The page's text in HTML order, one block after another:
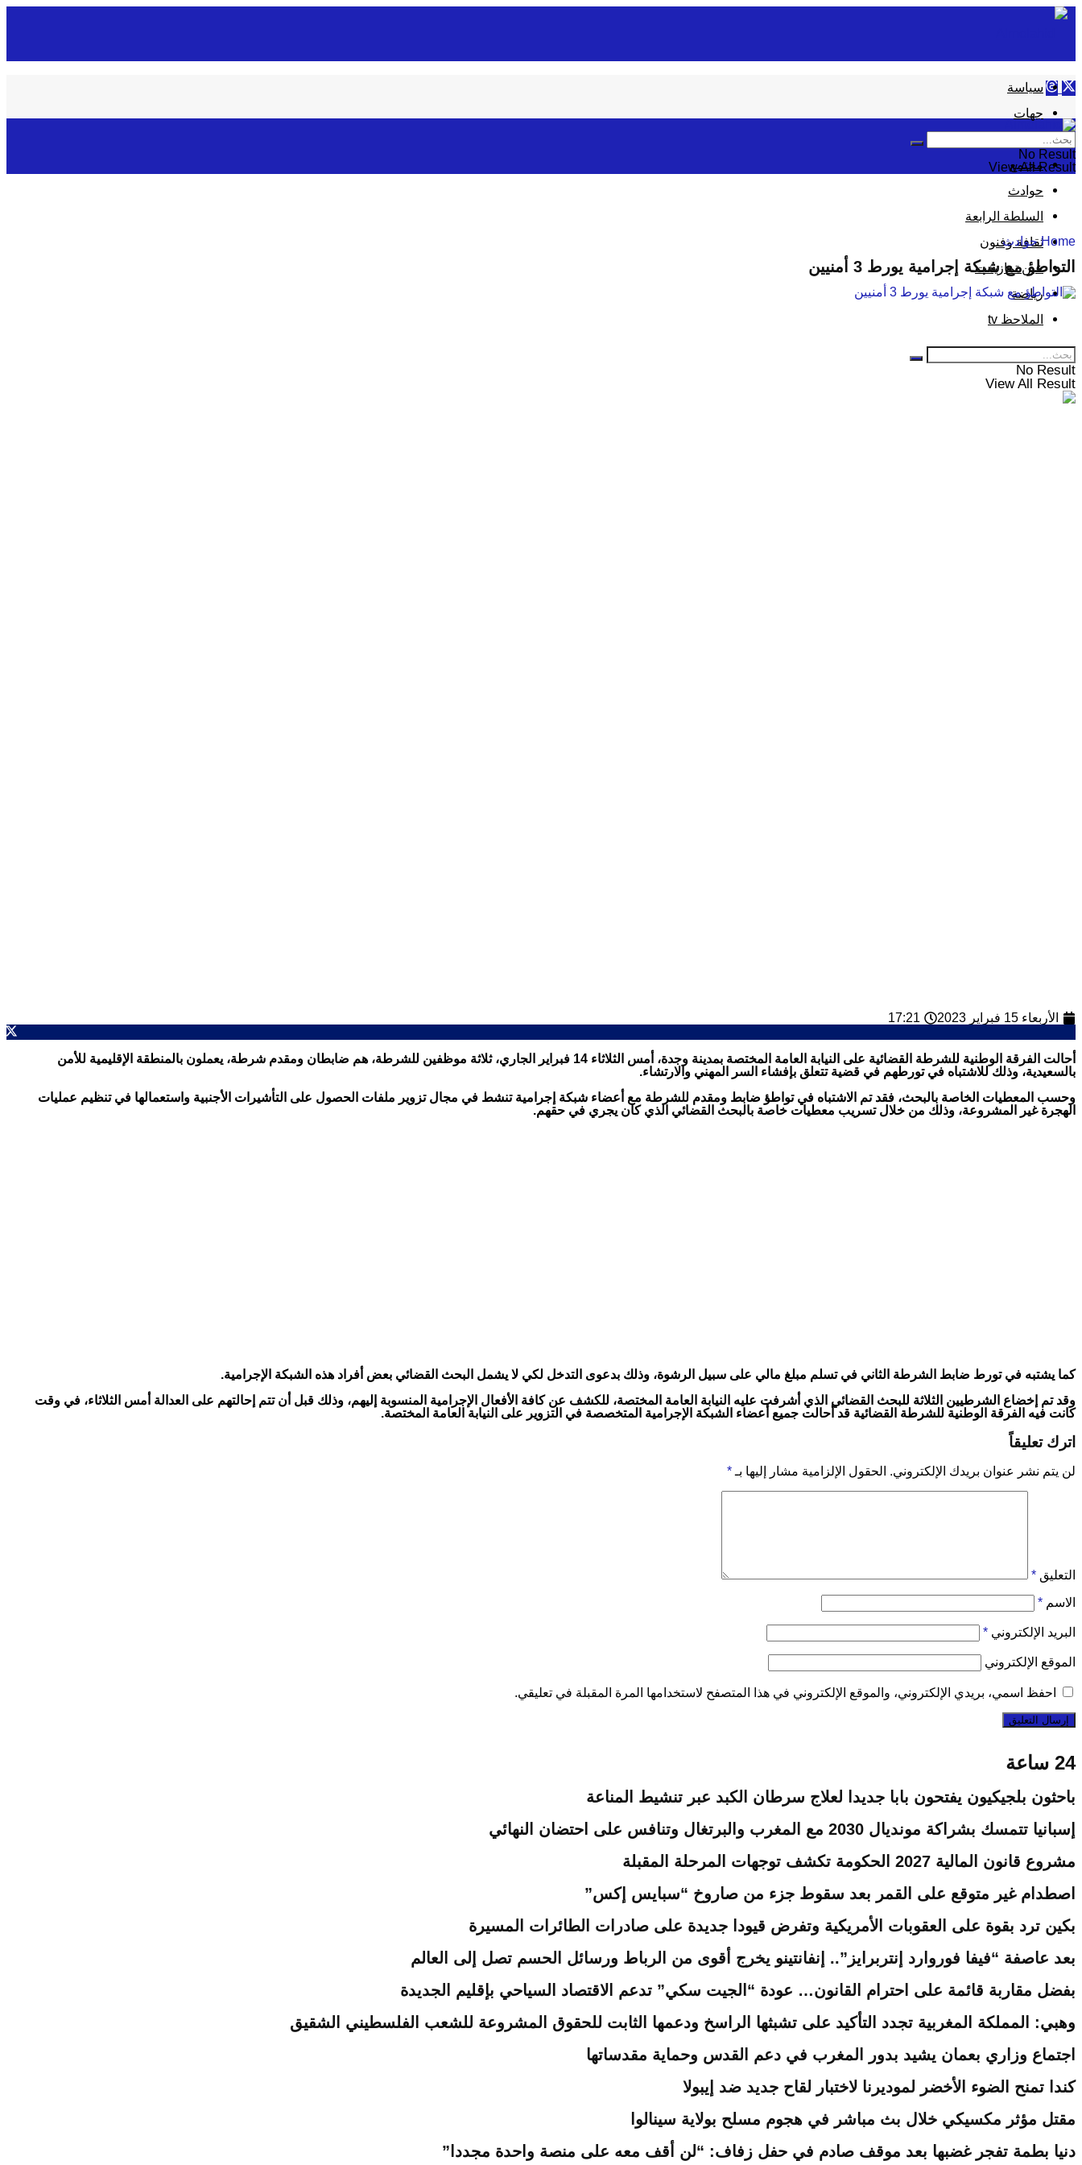
سياسة
جهات
مجتمع
حوادث
السلطة الرابعة
ثقافة وفنون
عين تمازيغت
رياضة
الملاحظ tv
No Result
View All Result
No Result
View All Result
Home حوادث
التواطؤ مع شبكة إجرامية يورط 3 أمنيين
الأربعاء 15 فبراير 2023 17:21
أحالت الفرقة الوطنية للشرطة القضائية على النيابة العامة المختصة بمدينة وجدة، أمس الثلاثاء 14 فبراير الجاري، ثلاثة موظفين للشرطة، هم ضابطان ومقدم شرطة، يعملون بالمنطقة الإقليمية للأمن
بالسعيدية، وذلك للاشتباه في تورطهم في قضية تتعلق بإفشاء السر المهني والارتشاء.
وحسب المعطيات الخاصة بالبحث، فقد تم الاشتباه في تواطؤ ضابط ومقدم للشرطة مع أعضاء شبكة إجرامية تنشط في مجال تزوير ملفات الحصول على التأشيرات الأجنبية واستعمالها في تنظيم عمليات
الهجرة غير المشروعة، وذلك من خلال تسريب معطيات خاصة بالبحث القضائي الذي كان يجري في حقهم.
كما يشتبه في تورط ضابط الشرطة الثاني في تسلم مبلغ مالي على سبيل الرشوة، وذلك بدعوى التدخل لكي لا يشمل البحث القضائي بعض أفراد هذه الشبكة الإجرامية.
وقد تم إخضاع الشرطيين الثلاثة للبحث القضائي الذي أشرفت عليه النيابة العامة المختصة، للكشف عن كافة الأفعال الإجرامية المنسوبة إليهم، وذلك قبل أن تتم إحالتهم على العدالة أمس الثلاثاء، في وقت
كانت فيه الفرقة الوطنية للشرطة القضائية قد أحالت جميع أعضاء الشبكة الإجرامية المتخصصة في التزوير على النيابة العامة المختصة.
اترك تعليقاً
لن يتم نشر عنوان بريدك الإلكتروني. الحقول الإلزامية مشار إليها بـ *
التعليق *
الاسم *
البريد الإلكتروني *
الموقع الإلكتروني
احفظ اسمي، بريدي الإلكتروني، والموقع الإلكتروني في هذا المتصفح لاستخدامها المرة المقبلة في تعليقي.
24 ساعة
باحثون بلجيكيون يفتحون بابا جديدا لعلاج سرطان الكبد عبر تنشيط المناعة
إسبانيا تتمسك بشراكة مونديال 2030 مع المغرب والبرتغال وتنافس على احتضان النهائي
مشروع قانون المالية 2027 الحكومة تكشف توجهات المرحلة المقبلة
اصطدام غير متوقع على القمر بعد سقوط جزء من صاروخ “سبايس إكس”
بكين ترد بقوة على العقوبات الأمريكية وتفرض قيودا جديدة على صادرات الطائرات المسيرة
بعد عاصفة “فيفا فوروارد إنتربرايز”.. إنفانتينو يخرج أقوى من الرباط ورسائل الحسم تصل إلى العالم
بفضل مقاربة قائمة على احترام القانون… عودة “الجيت سكي” تدعم الاقتصاد السياحي بإقليم الجديدة
وهبي: المملكة المغربية تجدد التأكيد على تشبثها الراسخ ودعمها الثابت للحقوق المشروعة للشعب الفلسطيني الشقيق
اجتماع وزاري بعمان يشيد بدور المغرب في دعم القدس وحماية مقدساتها
كندا تمنح الضوء الأخضر لموديرنا لاختبار لقاح جديد ضد إيبولا
مقتل مؤثر مكسيكي خلال بث مباشر في هجوم مسلح بولاية سينالوا
دنيا بطمة تفجر غضبها بعد موقف صادم في حفل زفاف: “لن أقف معه على منصة واحدة مجددا”